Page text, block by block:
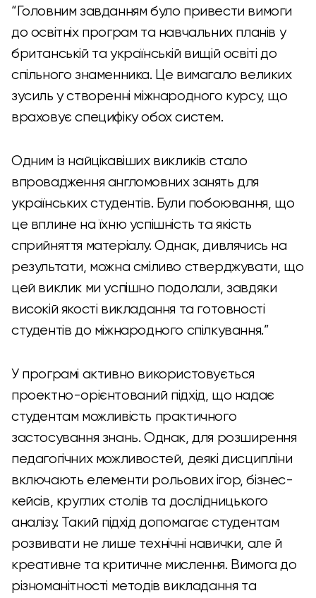
“Головним завданням було привести вимоги
до освітніх програм та навчальних планів у
британській та українській вищій освіті до
спільного знаменника. Це вимагало великих
зусиль у створенні міжнародного курсу, що
враховує специфіку обох систем.
Одним із найцікавіших викликів стало
впровадження англомовних занять для
українських студентів. Були побоювання, що
це вплине на їхню успішність та якість
сприйняття матеріалу. Однак, дивлячись на
результати, можна сміливо стверджувати, що
цей виклик ми успішно подолали, завдяки
високій якості викладання та готовності
студентів до міжнародного спілкування.”
У програмі активно використовується
проектно-орієнтований підхід, що надає
студентам можливість практичного
застосування знань. Однак, для розширення
педагогічних можливостей, деякі дисципліни
включають елементи рольових ігор, бізнес-
кейсів, круглих столів та дослідницького
аналізу. Такий підхід допомагає студентам
розвивати не лише технічні навички, але й
креативне та критичне мислення. Вимога до
різноманітності методів викладання та